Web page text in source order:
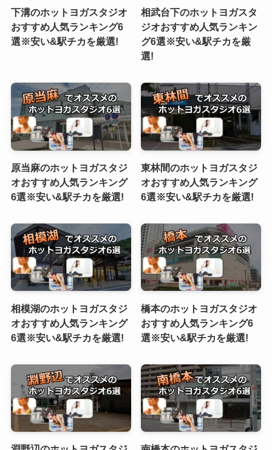
下溝のホットヨガスタジオ
おすすめ人気ランキング6
選※安い&駅チカを厳選!
相武台下のホットヨガスタ
ジオおすすめ人気ランキン
グ6選※安い&駅チカを厳
選!
原当麻のホットヨガスタジ
オおすすめ人気ランキング
6選※安い&駅チカを厳選!
東林間のホットヨガスタジ
オおすすめ人気ランキング
6選※安い&駅チカを厳選!
相模湖のホットヨガスタジ
オおすすめ人気ランキング
6選※安い&駅チカを厳選!
橋本のホットヨガスタジオ
おすすめ人気ランキング6
選※安い&駅チカを厳選!